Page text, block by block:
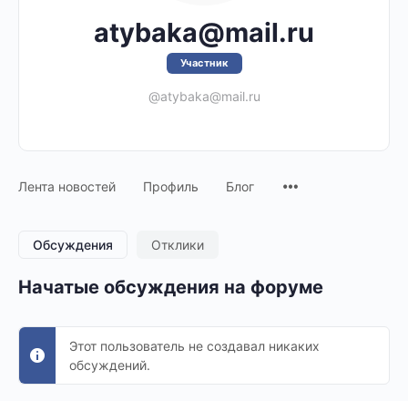
atybaka@mail.ru
Участник
@atybaka@mail.ru
Лента новостей Профиль Блог
Обсуждения Отклики
Начатые обсуждения на форуме
Этот пользователь не создавал никаких
обсуждений.